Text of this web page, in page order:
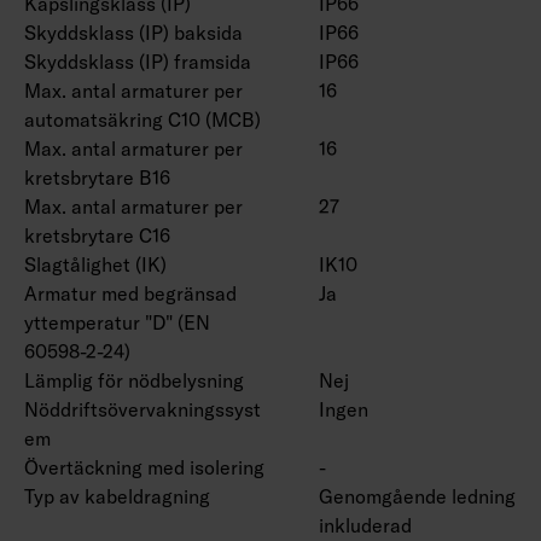
Skyddsklass (IP) baksida
IP66
Skyddsklass (IP) framsida
IP66
Max. antal armaturer per
automatsäkring C10 (MCB)
16
Max. antal armaturer per
kretsbrytare B16
16
Max. antal armaturer per
kretsbrytare C16
27
Slagtålighet (IK)
IK10
Armatur med begränsad
yttemperatur "D" (EN
60598-2-24)
Ja
Lämplig för nödbelysning
Nej
Nöddriftsövervakningssyst
em
Ingen
Övertäckning med isolering
-
Typ av kabeldragning
Genomgående ledning
inkluderad